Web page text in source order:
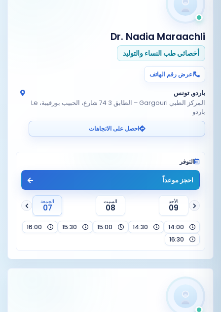
Dr. Nadia Maraachli
أخصائي طب النساء والتوليد
اعرض رقم الهاتف
باردو, تونس
المركز الطبي Gargouri – الطابق 3 74 شارع، الحبيب بورقيبة، Le
باردو
احصل على الاتجاهات
التوفر
احجز موعداً
الأحد
09
السبت
08
الجمعة
07